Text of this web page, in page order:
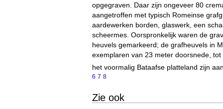
opgegraven. Daar zijn ongeveer 80
aangetroffen met typisch Romeinse
aardewerken borden, glaswerk, een
scheermes. Oorspronkelijk waren de
heuvels gemarkeerd; de grafheuvels in
exemplaren van 23 meter doorsnede,
het voormalig Bataafse platteland zijn
6 7 8
Zie ook